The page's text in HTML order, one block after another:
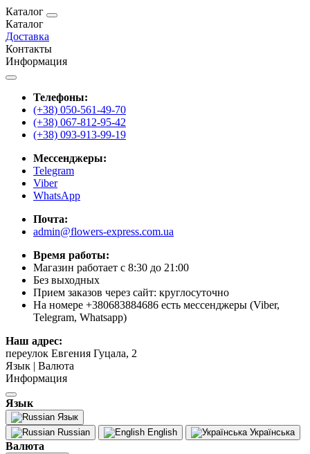
Каталог
Каталог
Доставка
Контакты
Информация
Телефоны:
(+38) 050-561-49-70
(+38) 067-812-95-42
(+38) 093-913-99-19
Мессенджеры:
Telegram
Viber
WhatsApp
Почта:
admin@flowers-express.com.ua
Время работы:
Магазин работает с 8:30 до 21:00
Без выходных
Прием заказов через сайт: круглосуточно
На номере +380683884686 есть мессенджеры (Viber,
Telegram, Whatsapp)
Наш адрес:
переулок Евгения Гуцала, 2
Язык | Валюта
Информация
Язык
Язык
Russian
English Українська
Валюта